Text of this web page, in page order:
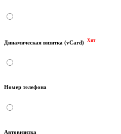
Динамическая визитка (vCard) Хит
Номер телефона
Автовизитка